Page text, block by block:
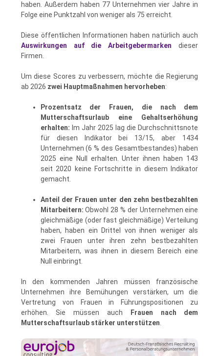
haben. Außerdem haben 77 Unternehmen vier Jahre in
Folge eine Punktzahl von weniger als 75 erreicht.
Diese öffentlichen Informationen haben natürlich auch
Auswirkungen auf die Arbeitgebermarken dieser
Firmen.
Um diese Scores zu verbessern, möchte die Regierung
ab 2026 zwei Hauptmaßnahmen hervorheben:
Prozentsatz der Frauen, die nach dem
Mutterschaftsurlaub eine Gehaltserhöhung
erhalten: Im Jahr 2025 lag die Durchschnittsnote
für diesen Indikator bei 13/15, aber 1434
Unternehmen (6 % des Gesamtbestandes) haben
2025 eine Null erhalten. Unter ihnen haben 143
seit 2020 keine Fortschritte in diesem Indikator
gemacht.
Anteil der Frauen unter den zehn bestbezahlten
Mitarbeitern: Obwohl 28 % der Unternehmen eine
gleichmäßige (oder fast gleichmäßige) Verteilung
haben, haben ein Drittel von ihnen weniger als
zwei Frauen unter ihren zehn bestbezahlten
Mitarbeitern, was ihnen in diesem Bereich eine
Null einbringt.
In den kommenden Jahren müssen französische
Unternehmen ihre Bemühungen verstärken, um die
Vertretung von Frauen in Führungspositionen zu
erhöhen. Sie müssen auch
Frauen nach dem
Mutterschaftsurlaub stärker unterstützen.